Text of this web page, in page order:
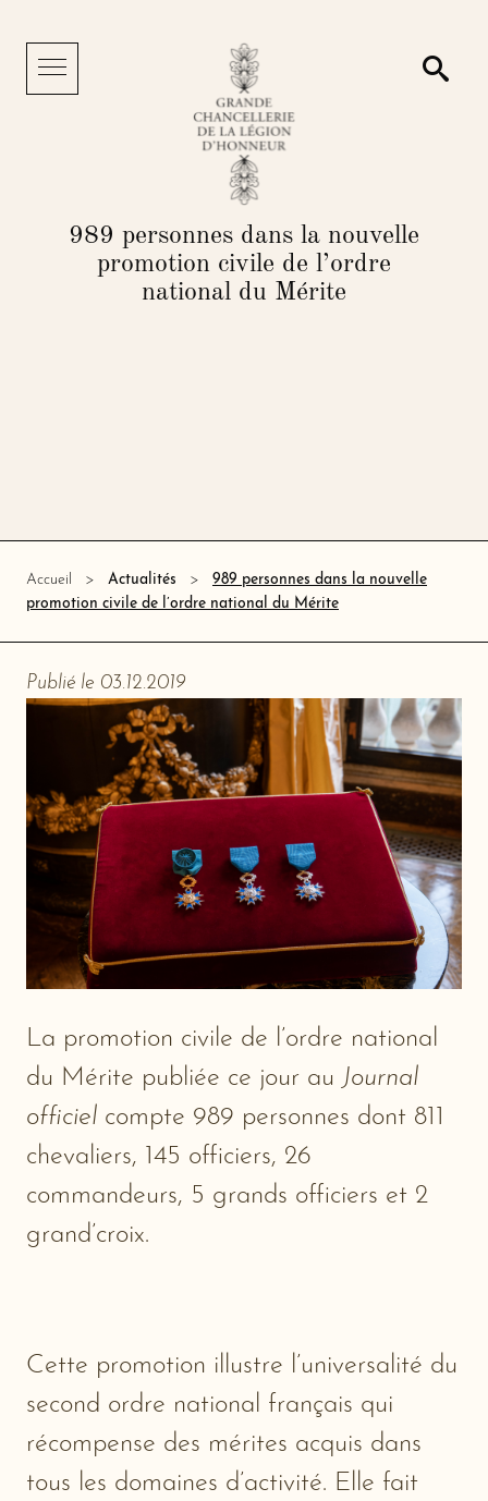
Menu
989 personnes dans la nouvelle
promotion civile de l’ordre
national du Mérite
Accueil Actualités
989 personnes dans la nouvelle
promotion civile de l’ordre national du Mérite
Publié le 03.12.2019
La promotion civile de l’ordre national
du Mérite publiée ce jour au Journal
officiel compte 989 personnes dont 811
chevaliers, 145 officiers, 26
commandeurs, 5 grands officiers et 2
grand’croix.
Cette promotion illustre l’universalité du
second ordre national français qui
récompense des mérites acquis dans
tous les domaines d’activité. Elle fait